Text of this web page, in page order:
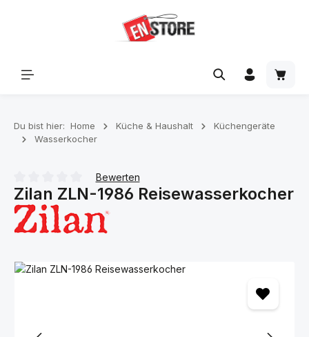
Du bist hier: Home Küche & Haushalt
Küchengeräte
Wasserkocher
Durchschnittliche Bewertung von 0 von 5 Sternen
Bewerten
Zilan ZLN-1986 Reisewasserkocher
Bildergalerie überspringen